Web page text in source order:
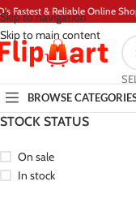
Skip to navigation
Skip to main content
Fastest & Reliable Online
BROWSE
STOCK STATUS
On sale
In stock